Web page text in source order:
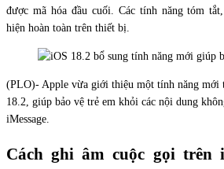
được mã hóa đầu cuối. Các tính năng tóm
hiện hoàn toàn trên thiết bị.
(PLO)- Apple vừa giới thiệu một tính năng mới
18.2, giúp bảo vệ trẻ em khỏi các nội dung
iMessage.
Cách ghi âm cuộc gọi trên